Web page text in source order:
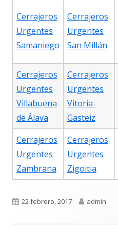
Cerrajeros
Urgentes
Samaniego
Cerrajeros
Urgentes
San Millán
Cerrajeros
Urgentes
Villabuena
de Álava
Cerrajeros
Urgentes
Vitoria-
Gasteiz
Cerrajeros
Urgentes
Zambrana
Cerrajeros
Urgentes
Zigoitia
Publicado
22 febrero, 2017 Autor
admin